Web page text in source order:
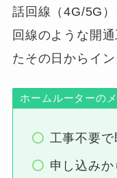
話回線（4G/5G
回線のような開
たその日からイ
ホームルーターの
工事不要
申し込み